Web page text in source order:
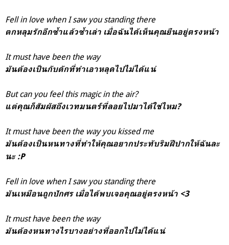
Fell in love when I saw you standing there
ตกหลุมรักอีกซ้ำแล้วซ้ำเล่า เมื่อฉันได้เห็นคุณยืนอยู่ตรงหน้า
It must have been the way
มันต้องเป็นกับดักที่ทำเอาหลุดไปไม่ได้แน่
But can you feel this magic in the air?
แต่คุณก็สัมผัสถึงเวทมนตร์ที่ลอยไปมาได้ใช่ไหม?
It must have been the way you kissed me
มันต้องเป็นหนทางที่ทำให้คุณอยากประทับริมฝีปากให้ฉันละ
นะ :P
Fell in love when I saw you standing there
มันเหมือนถูกปักศร เมื่อได้พบเจอคุณอยู่ตรงหน้า <3
It must have been the way
มันต้องหนทางไรบางอย่างที่ออกไปไม่ได้แน่